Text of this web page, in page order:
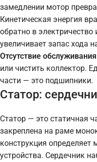
замедлении мотор
Кинетическая энергия
обратно в
увеличивает запас хода
Отсутствие
или чистить коллектор.
части — это подшипники.
Статор:
Статор — это статичная
закреплена на раме
конструкция определяет
устройства. Сердечник